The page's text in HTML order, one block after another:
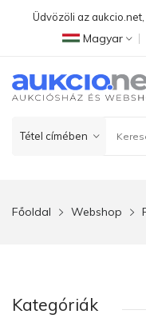
Üdvözöli az
Magyar
Főoldal Webshop
Kategóriák